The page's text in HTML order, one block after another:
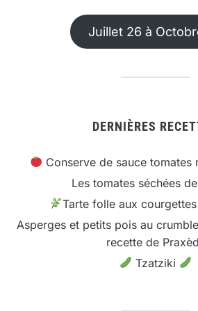
Juillet 26 à
DERNIÈRES
Conserve de sauce tomates
Les tomates séchées
Tarte folle aux
Asperges et petits pois au
recette de
Tzatziki